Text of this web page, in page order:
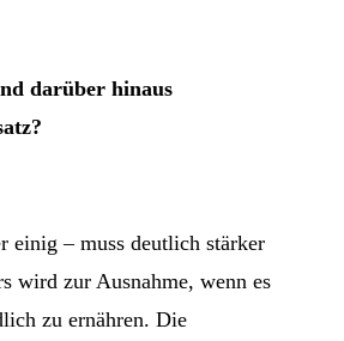
darüber hinaus
einig – muss deutlich stärker
wird zur Ausnahme, wenn es
zu ernähren. Die